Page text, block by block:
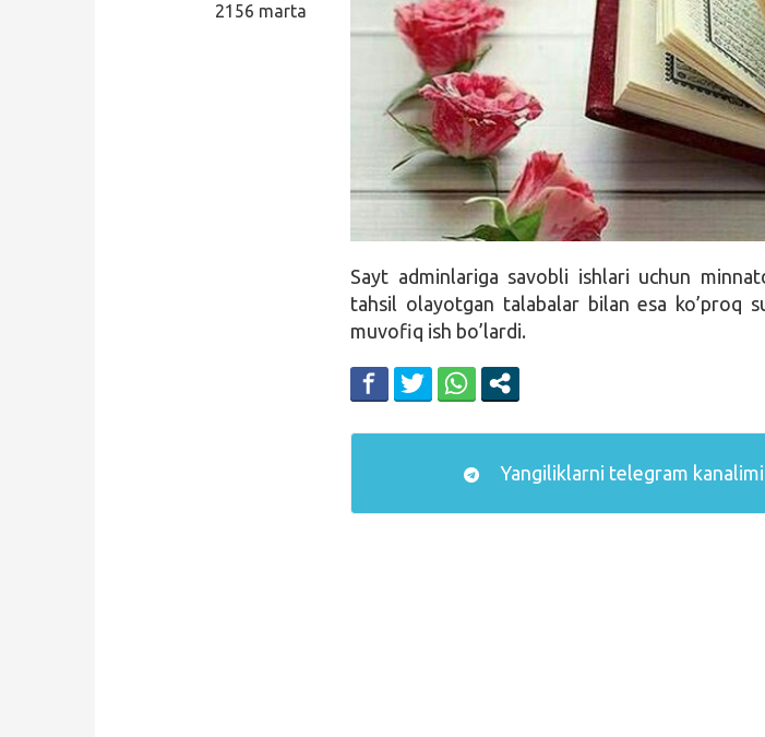
2156 marta
Sayt adminlariga savobli ishlari uchun
tahsil olayotgan talabalar bilan esa ko’proq
muvofiq ish bo’lardi.
Yangiliklarni telegram